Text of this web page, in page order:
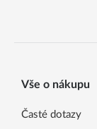
Vše o nákupu
Časté dotazy